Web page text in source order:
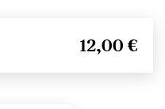
12,00 €